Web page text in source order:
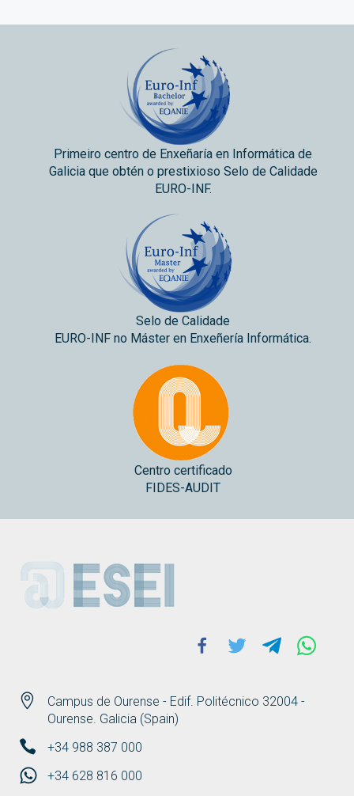
Primeiro centro de Enxeñaría en Informática de
Galicia que obtén o prestixioso Selo de Calidade
EURO-INF.
Selo de Calidade
EURO-INF no Máster en Enxeñería Informática.
Centro certificado
FIDES-AUDIT
ESEI
Campus de Ourense - Edif. Politécnico 32004 -
Ourense. Galicia (Spain)
+34 988 387 000
+34 628 816 000
Facebook
Twitter Telegram